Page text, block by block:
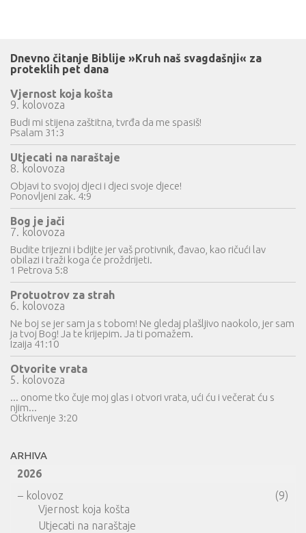
Dnevno čitanje Biblije »Kruh naš svagdašnji« za
proteklih pet dana
Vjernost koja košta
9. kolovoza
Budi mi stijena zaštitna, tvrđa da me spasiš!
Psalam 31:3
Utjecati na naraštaje
8. kolovoza
Objavi to svojoj djeci i djeci svoje djece!
Ponovljeni zak. 4:9
Bog je jači
7. kolovoza
Budite trijezni i bdijte jer vaš protivnik, đavao, kao ričući lav
obilazi i traži koga će proždrijeti.
1 Petrova 5:8
Protuotrov za strah
6. kolovoza
Ne boj se jer sam ja s tobom! Ne gledaj plašljivo naokolo, jer sam
ja tvoj Bog! Ja te krijepim. Ja ti pomažem.
Izaija 41:10
Otvorite vrata
5. kolovoza
... onome tko čuje moj glas i otvori vrata, ući ću i večerat ću s
njim...
Otkrivenje 3:20
ARHIVA
2026
– kolovoz
(9)
Vjernost koja košta
Utjecati na naraštaje